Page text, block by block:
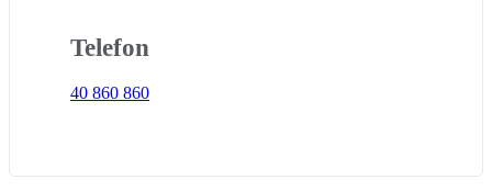
Telefon
40 860 860